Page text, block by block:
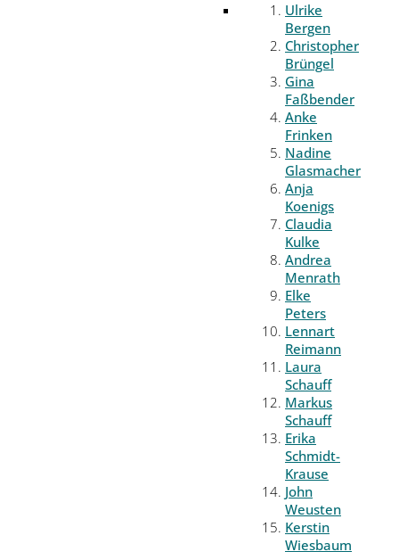
Ulrike
Bergen
Christopher
Brüngel
Gina
Faßbender
Anke
Frinken
Nadine
Glasmacher
Anja
Koenigs
Claudia
Kulke
Andrea
Menrath
Elke
Peters
Lennart
Reimann
Laura
Schauff
Markus
Schauff
Erika
Schmidt-
Krause
John
Weusten
Kerstin
Wiesbaum